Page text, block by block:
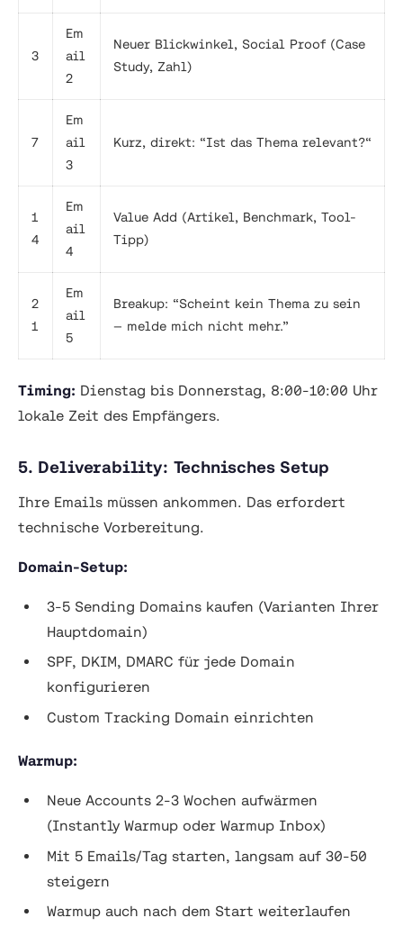
3
Em
ail
2
Neuer Blickwinkel, Social Proof (Case
Study, Zahl)
7
Em
ail
3
Kurz, direkt: “Ist das Thema relevant?“
1
4
Em
ail
4
Value Add (Artikel, Benchmark, Tool-
Tipp)
2
1
Em
ail
5
Breakup: “Scheint kein Thema zu sein
— melde mich nicht mehr.”
Timing: Dienstag bis Donnerstag, 8:00-10:00 Uhr
lokale Zeit des Empfängers.
5. Deliverability: Technisches Setup
Ihre Emails müssen ankommen. Das erfordert
technische Vorbereitung.
Domain-Setup:
3-5 Sending Domains kaufen (Varianten Ihrer
Hauptdomain)
SPF, DKIM, DMARC für jede Domain
konfigurieren
Custom Tracking Domain einrichten
Warmup:
Neue Accounts 2-3 Wochen aufwärmen
(Instantly Warmup oder Warmup Inbox)
Mit 5 Emails/Tag starten, langsam auf 30-50
steigern
Warmup auch nach dem Start weiterlaufen